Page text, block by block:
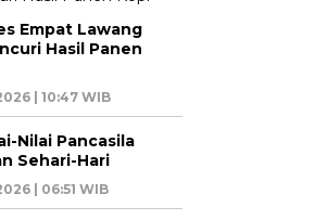
Empat Lawang
Hasil Panen
| 10:47 WIB
Nilai Pancasila
Sehari-Hari
| 06:51 WIB